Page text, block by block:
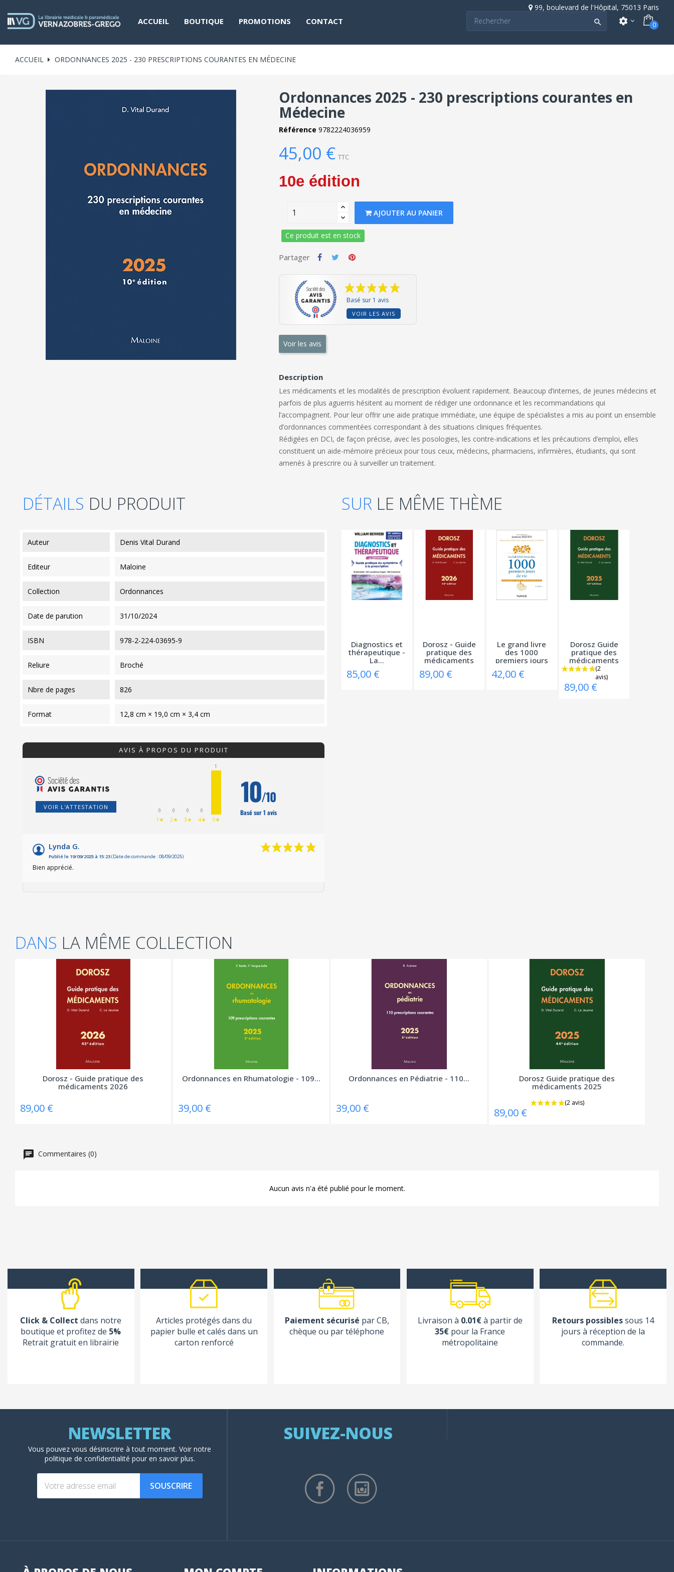
99, boulevard de l'Hôpital, 75013 Paris
ACCUEIL BOUTIQUE PROMOTIONS CONTACT  settings 0
ACCUEIL ORDONNANCES 2025 - 230 PRESCRIPTIONS COURANTES EN MÉDECINE
Ordonnances 2025 - 230 prescriptions courantes en
Médecine
Référence 9782224036959
45,00 € TTC
10e édition
AJOUTER AU PANIER
Ce produit est en stock
Partager
Basé sur 1 avis
VOIR LES AVIS
Voir les avis
Description
Les médicaments et les modalités de prescription évoluent rapidement. Beaucoup d’internes, de jeunes médecins et
parfois de plus aguerris hésitent au moment de rédiger une ordonnance et les recommandations qui
l’accompagnent. Pour leur offrir une aide pratique immédiate, une équipe de spécialistes a mis au point un ensemble
d’ordonnances commentées correspondant à des situations cliniques fréquentes.
Rédigées en DCI, de façon précise, avec les posologies, les contre-indications et les précautions d’emploi, elles
constituent un aide-mémoire précieux pour tous ceux, médecins, pharmaciens, infirmières, étudiants, qui sont
amenés à prescrire ou à surveiller un traitement.
DÉTAILS DU PRODUIT
auteur Denis Vital Durand
editeur Maloine
collection Ordonnances
date de parution 31/10/2024
ISBN 978-2-224-03695-9
reliure Broché
nbre de pages 826
format 12,8 cm × 19,0 cm × 3,4 cm
AVIS À PROPOS DU PRODUIT
VOIR L'ATTESTATION 0
1★
0
2★
0
3★
0
4★
1
5★
10/10
Basé sur 1 avis
Lynda G.
Publié le 19/09/2025 à 15:23(Date de commande : 08/09/2025)
Bien apprécié.
SUR LE MÊME THÈME
Diagnostics et
thérapeutique -
La...
85,00 €
Dorosz - Guide
pratique des
médicaments
89,00 €
Le grand livre
des 1000
premiers jours
42,00 €
Dorosz Guide
pratique des
médicaments
2025
89,00 €
DANS LA MÊME COLLECTION
Dorosz - Guide pratique des
médicaments 2026
89,00 €
Ordonnances en Rhumatologie - 109...
39,00 €
Ordonnances en Pédiatrie - 110...
39,00 €
Dorosz Guide pratique des
médicaments 2025
89,00 €
Commentaires (0)
Aucun avis n'a été publié pour le moment.
Click & Collect dans notre
boutique et profitez de 5%
Retrait gratuit en librairie
Articles protégés dans du
papier bulle et calés dans un
carton renforcé
Paiement sécurisé par CB,
chèque ou par téléphone
Livraison à 0.01€à partir de
35€ pour la France
métropolitaine
Retours possiblessous 14
jours à réception de la
commande.
Vous pouvez vous désinscrire à tout moment. Voirnotre
politique de confidentialité pour en savoir plus.
SOUSCRIRE
SUIVEZ-NOUS